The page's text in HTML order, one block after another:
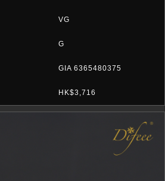
VG
G
GIA 6365480375
HK$3,716